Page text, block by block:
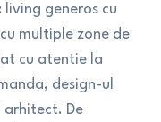
generos cu
multiple zone de
cu atentie la
design-ul
De